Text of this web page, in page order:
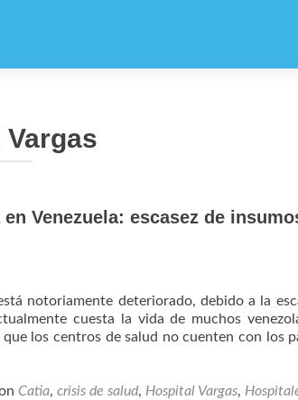
Venezuela: escasez de
notoriamente deteriorado, debido a la
cuesta la vida de muchos
los centros de salud no cuenten con los
Catia, crisis de salud, Hospital Vargas,